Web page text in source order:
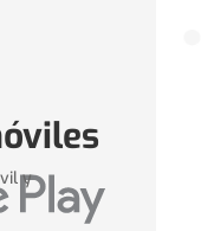
y